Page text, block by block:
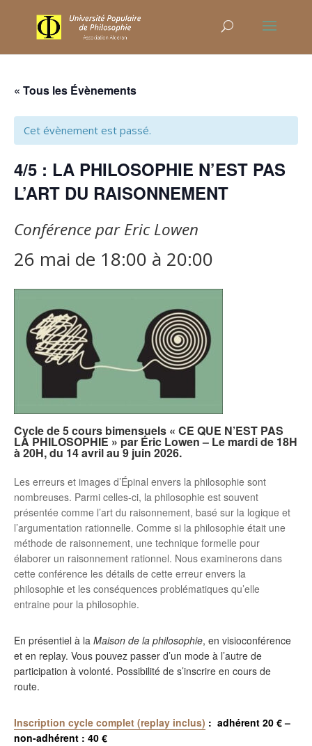
« Tous les Évènements
Cet évènement est passé.
4/5 : LA PHILOSOPHIE N’EST PAS
L’ART DU RAISONNEMENT
Conférence par Eric Lowen
26 mai de 18:00 à 20:00
Cycle de 5 cours bimensuels « CE QUE N’EST PAS
LA PHILOSOPHIE » par Éric Lowen – Le mardi de 18H
à 20H, du 14 avril au 9 juin 2026.
Les erreurs et images d’Épinal envers la philosophie sont
nombreuses. Parmi celles-ci, la philosophie est souvent
présentée comme l’art du raisonnement, basé sur la logique et
l’argumentation rationnelle. Comme si la philosophie était une
méthode de raisonnement, une technique formelle pour
élaborer un raisonnement rationnel. Nous examinerons dans
cette conférence les détails de cette erreur envers la
philosophie et les conséquences problématiques qu’elle
entraine pour la philosophie.
En présentiel à la Maison de la philosophie, en visioconférence
et en replay. Vous pouvez passer d’un mode à l’autre de
participation à volonté. Possibilité de s’inscrire en cours de
route.
Inscription cycle complet (replay inclus) : adhérent 20 € –
non-adhérent : 40 €